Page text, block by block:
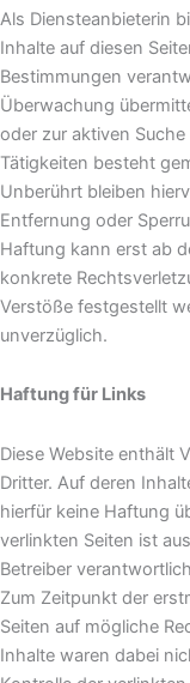
Als Diensteanbieterin
Inhalte auf diesen
Bestimmungen
Überwachung
oder zur aktiven
Tätigkeiten besteht
Unberührt bleiben
Entfernung oder
Haftung kann erst ab
konkrete
Verstöße festgestellt
unverzüglich.
Haftung für Links
Diese Website enthält
Dritter. Auf deren
hierfür keine Haftung
verlinkten Seiten ist
Betreiber
Zum Zeitpunkt der
Seiten auf mögliche
Inhalte waren dabei